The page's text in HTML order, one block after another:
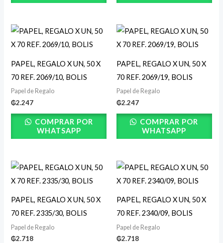
PAPEL, REGALO X UN, 50 X
70 REF. 2069/10, BOLIS
Papel de Regalo
₲2.247
COMPRAR POR
WHATSAPP
PAPEL, REGALO X UN, 50 X
70 REF. 2069/19, BOLIS
Papel de Regalo
₲2.247
COMPRAR POR
WHATSAPP
PAPEL, REGALO X UN, 50 X
70 REF. 2335/30, BOLIS
Papel de Regalo
₲2.718
PAPEL, REGALO X UN, 50 X
70 REF. 2340/09, BOLIS
Papel de Regalo
₲2.718